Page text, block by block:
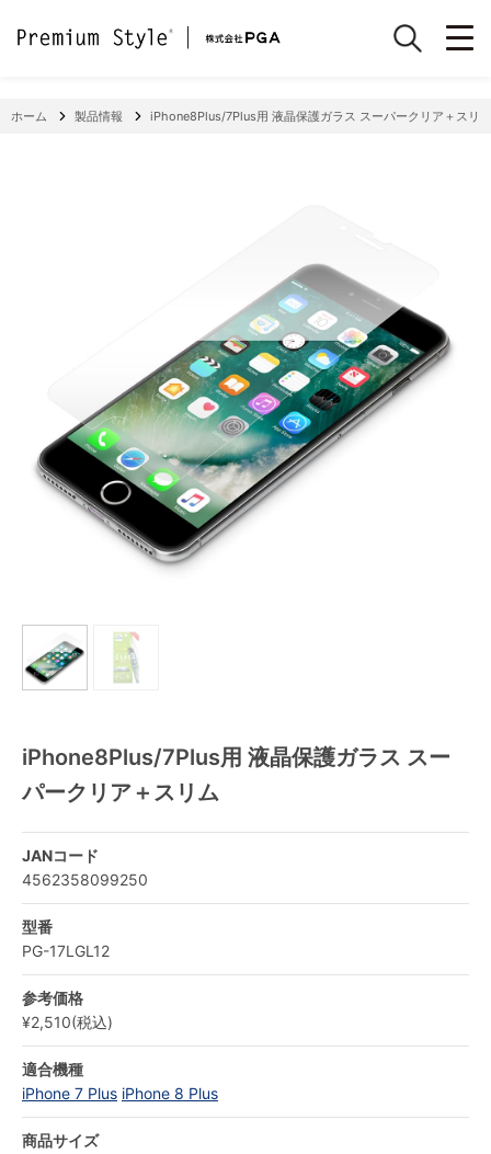
ホーム 製品情報 iPhone8Plus/7Plus用 液晶保護ガラス スーパークリア＋スリム
iPhone8Plus/7Plus用 液晶保護ガラス スー
パークリア＋スリム
JANコード
4562358099250
型番
PG-17LGL12
参考価格
¥2,510(税込)
適合機種
iPhone 7 Plus iPhone 8 Plus
商品サイズ